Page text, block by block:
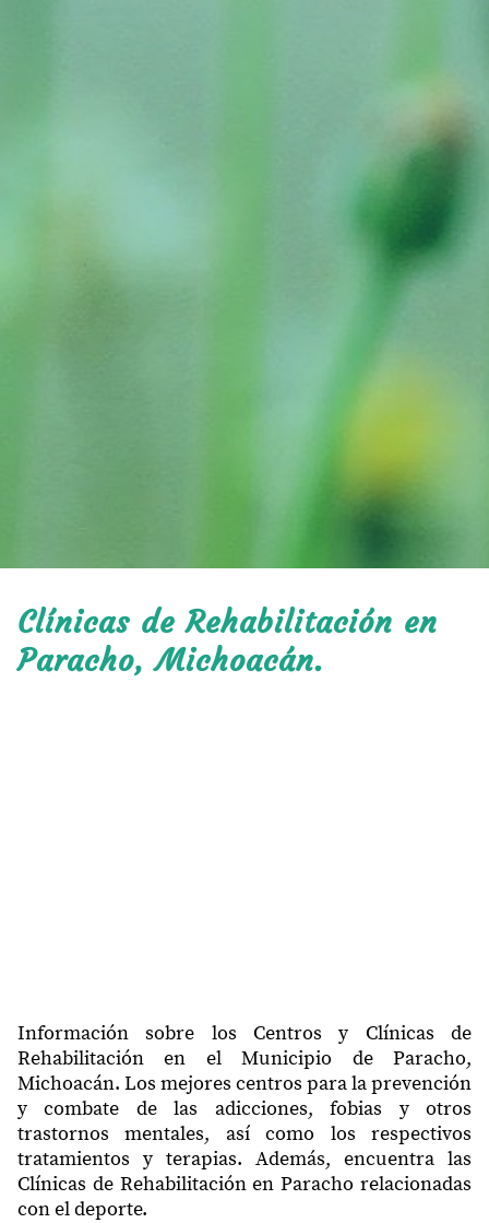
Clínicas de Rehabilitación en
Paracho, Michoacán.
Información sobre los Centros y Clínicas de
Rehabilitación en el Municipio de Paracho,
Michoacán. Los mejores centros para la prevención
y combate de las adicciones, fobias y otros
trastornos mentales, así como los respectivos
tratamientos y terapias. Además, encuentra las
Clínicas de Rehabilitación en Paracho relacionadas
con el deporte.